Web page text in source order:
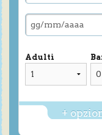
Adulti
+